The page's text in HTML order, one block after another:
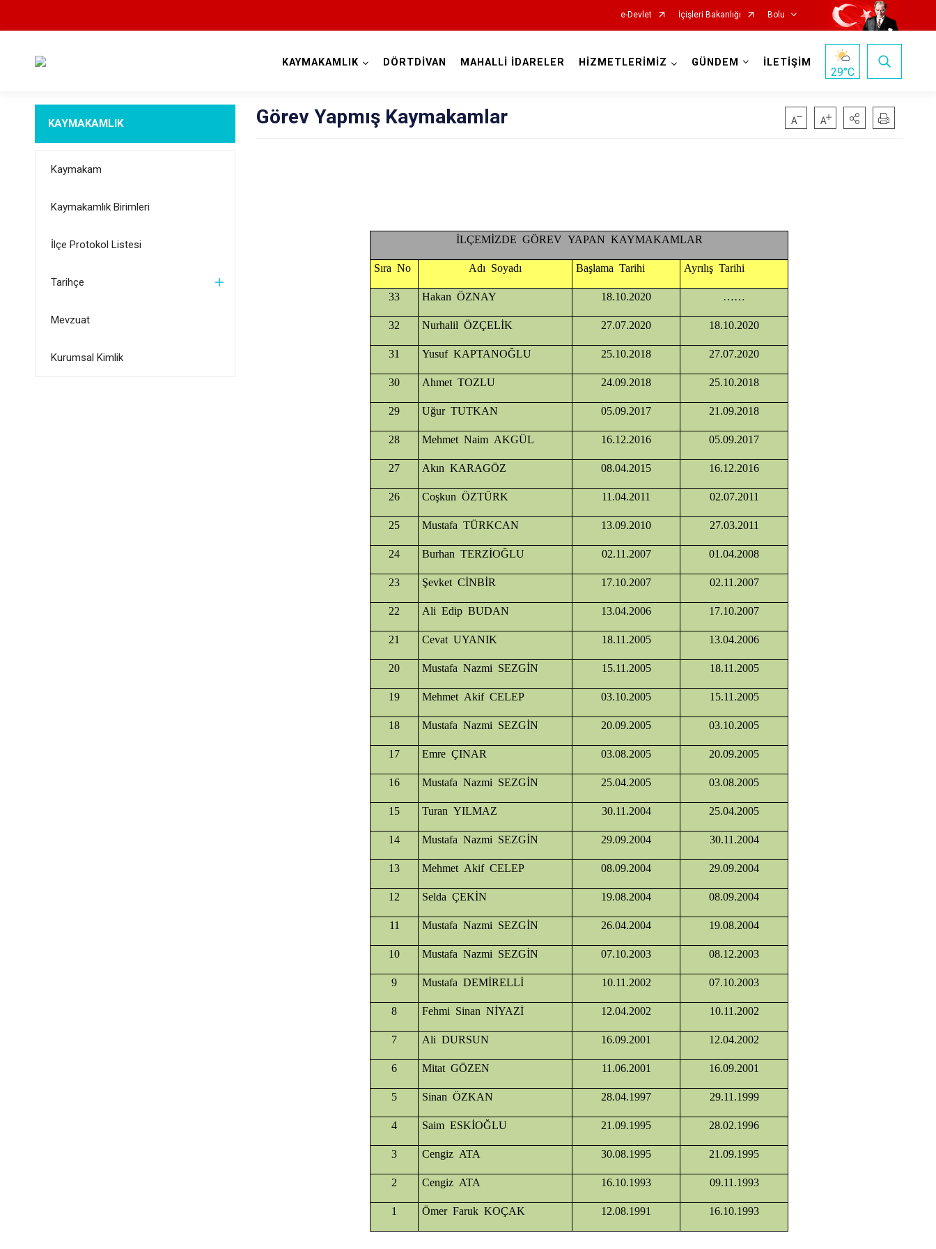
e-Devlet İçişleri Bakanlığı Bolu
Gerede
Kıbrıscık
Seben
Yeniçağa
KAYMAKAMLIK DÖRTDİVAN MAHALLİ İDARELER HİZMETLERİMİZ GÜNDEM İLETİŞİM
29°C
KAYMAKAMLIK
Kaymakam
Kaymakamlık Birimleri
İlçe Protokol Listesi
Tarihçe
Mevzuat
Kurumsal Kimlik
Görev Yapmış Kaymakamlar
İLÇEMİZDE GÖREV YAPAN KAYMAKAMLAR
Sıra No Adı Soyadı Başlama Tarihi Ayrılış Tarihi
33 Hakan ÖZNAY 18.10.2020
32 Nurhalil ÖZÇELİK 27.07.2020 18.10.2020
31 Yusuf KAPTANOĞLU 25.10.2018 27.07.2020
30 Ahmet TOZLU 24.09.2018 25.10.2018
29 Uğur TUTKAN 05.09.2017 21.09.2018
28 Mehmet Naim AKGÜL 16.12.2016 05.09.2017
27 Akın KARAGÖZ 08.04.2015 16.12.2016
26 Coşkun ÖZTÜRK 11.04.2011 02.07.2011
25 Mustafa TÜRKCAN 13.09.2010 27.03.2011
24 Burhan TERZİOĞLU 02.11.2007 01.04.2008
23 Şevket CİNBİR 17.10.2007 02.11.2007
22 Ali Edip BUDAN 13.04.2006 17.10.2007
21 Cevat UYANIK 18.11.2005 13.04.2006
20 Mustafa Nazmi SEZGİN 15.11.2005 18.11.2005
19 Mehmet Akif CELEP 03.10.2005 15.11.2005
18 Mustafa Nazmi SEZGİN 20.09.2005 03.10.2005
17 Emre ÇINAR 03.08.2005 20.09.2005
16 Mustafa Nazmi SEZGİN 25.04.2005 03.08.2005
15 Turan YILMAZ 30.11.2004 25.04.2005
14 Mustafa Nazmi SEZGİN 29.09.2004 30.11.2004
13 Mehmet Akif CELEP 08.09.2004 29.09.2004
12 Selda ÇEKİN 19.08.2004 08.09.2004
11 Mustafa Nazmi SEZGİN 26.04.2004 19.08.2004
10 Mustafa Nazmi SEZGİN 07.10.2003 08.12.2003
9 Mustafa DEMİRELLİ 10.11.2002 07.10.2003
8 Fehmi Sinan NİYAZİ 12.04.2002 10.11.2002
7 Ali DURSUN 16.09.2001 12.04.2002
6 Mitat GÖZEN 11.06.2001 16.09.2001
5 Sinan ÖZKAN 28.04.1997 29.11.1999
4 Saim ESKİOĞLU 21.09.1995 28.02.1996
3 Cengiz ATA 30.08.1995 21.09.1995
2 Cengiz ATA 16.10.1993 09.11.1993
1 Ömer Faruk KOÇAK 12.08.1991 16.10.1993